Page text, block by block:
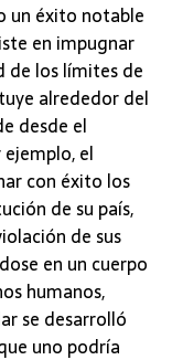
un éxito notable
en impugnar
de los límites de
alrededor del
desde el
el
con éxito los
de su país,
de sus
en un cuerpo
humanos,
se desarrolló
uno podría